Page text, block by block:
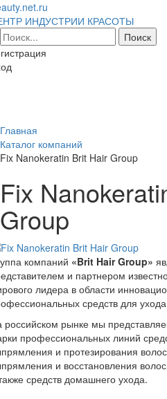
ИНДУСТРИИ КРАСОТЫ
Главная
Каталог компаний
Fix Nanokeratin Brit Hair Group
Fix
Group
компаний «Brit Hair Group»
и партнером
лидера в области
средств для
российском рынке мы
профессиональных линий
и протезирования
и восстановления
средств домашнего ухода.